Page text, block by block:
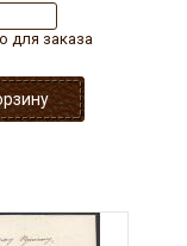
для заказа